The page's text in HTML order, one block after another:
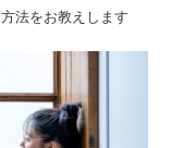
法をお教えします